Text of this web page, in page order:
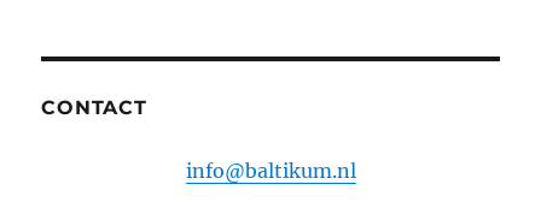
CONTACT
info@baltikum.nl